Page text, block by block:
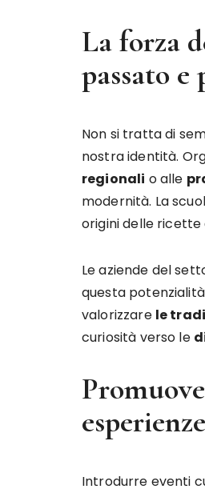
La forza
passato e
Non si tratta di
nostra identità.
regionali o alle
modernità. La
origini delle ricette
Le aziende del
questa
valorizzare le
curiosità verso le
Introdurre eventi